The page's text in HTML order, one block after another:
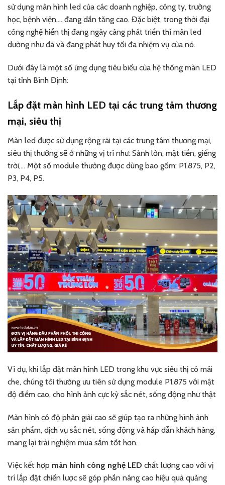
sử dụng màn hình led của các doanh nghiệp, công ty, trường
học, bệnh viện,… đang dần tăng cao. Đặc biệt, trong thời đại
công nghệ hiển thị đang ngày càng phát triển thì màn led
dường như đã và đang phát huy tối đa nhiệm vụ của nó.
Dưới đây là một số ứng dụng tiêu biểu của hệ thống màn LED
tại tỉnh Bình Định:
Lắp đặt màn hình LED tại các trung tâm thương
mại, siêu thị
Màn led được sử dụng rộng rãi tại các trung tâm thương mại,
siêu thị thường sẽ ở những vị trí như: Sảnh lớn, mặt tiền, giếng
trời,… Một số module thường được dùng bao gồm: P1.875, P2,
P3, P4, P5.
Ví dụ, khi lắp đặt màn hình LED trong khu vực siêu thị có mái
che, chúng tôi thường ưu tiên sử dụng module P1.875 với mật
độ điểm cao, cho hình ảnh cực kỳ sắc nét, sống động như thật
Màn hình có độ phân giải cao sẽ giúp tạo ra những hình ảnh
sản phẩm, dịch vụ sắc nét, sống động và hấp dẫn khách hàng,
mang lại trải nghiệm mua sắm tốt hơn.
Việc kết hợp màn hình công nghệ LED chất lượng cao với vị
trí lắp đặt chiến lược sẽ góp phần nâng cao hiệu quả quảng